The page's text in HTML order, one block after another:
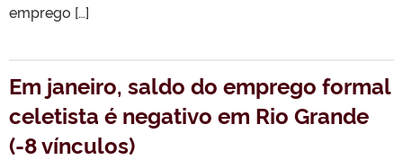
emprego […]
Em janeiro, saldo do emprego formal
celetista é negativo em Rio Grande
(-8 vínculos)